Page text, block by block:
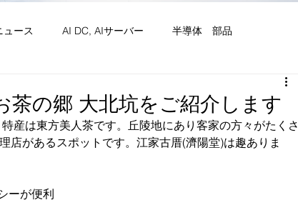
ュース AI DC, AIサーバー 半導体 部品
縣市 台湾生活（投稿） 台湾Art&Artist 日本文化
茶の郷 大北坑をご紹介します
産は東方美人茶です。丘陵地にあり客家の方々がたくさ
店があるスポットです。江家古厝(濟陽堂)は趣ありま
ーが便利